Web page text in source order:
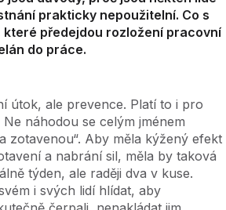
prakticky nepoužitelní. Co s
které předejdou rozložení pracovní
do práce.
útok, ale prevence. Platí to i pro
náhodou se celým jménem
zotavenou“. Aby měla kýžený efekt
a nabrání sil, měla by taková
týden, ale raději dva v kuse.
i svých lidí hlídat, aby